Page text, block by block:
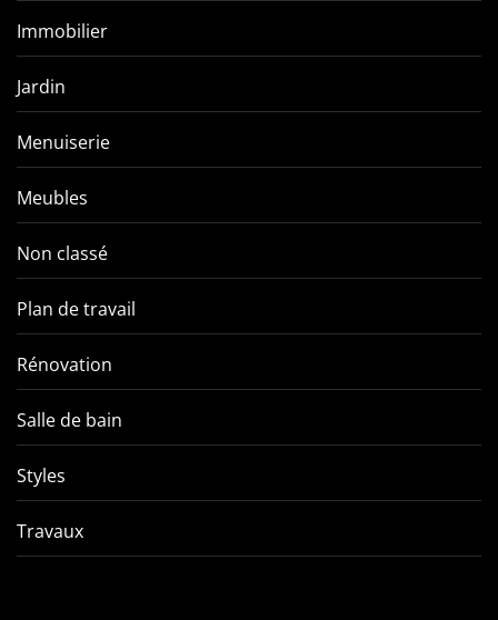
Immobilier
Jardin
Menuiserie
Meubles
Non classé
Plan de travail
Rénovation
Salle de bain
Styles
Travaux